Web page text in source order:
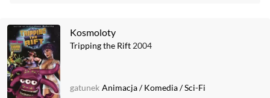
Kosmoloty
Tripping the Rift 2004
gatunek Animacja/Komedia/Sci-Fi